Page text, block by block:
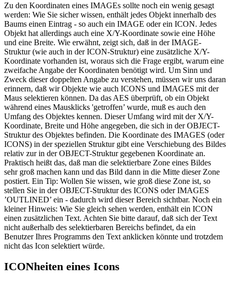
Zu den Koordinaten eines IMAGEs sollte noch ein wenig gesagt
werden: Wie Sie sicher wissen, enthält jedes Objekt innerhalb des
Baums einen Eintrag - so auch ein IMAGE oder ein ICON. Jedes
Objekt hat allerdings auch eine X/Y-Koordinate sowie eine Höhe
und eine Breite. Wie erwähnt, zeigt sich, daß in der IMAGE-
Struktur (wie auch in der ICON-Struktur) eine zusätzliche X/Y-
Koordinate vorhanden ist, woraus sich die Frage ergibt, warum eine
zweifache Angabe der Koordinaten benötigt wird. Um Sinn und
Zweck dieser doppelten Angabe zu verstehen, müssen wir uns daran
erinnern, daß wir Objekte wie auch ICONS und IMAGES mit der
Maus selektieren können. Da das AES überprüft, ob ein Objekt
während eines Mausklicks 'getroffen’ wurde, muß es auch den
Umfang des Objektes kennen. Dieser Umfang wird mit der X/Y-
Koordinate, Breite und Höhe angegeben, die sich in der OBJECT-
Struktur des Objektes befinden. Die Koordinate des IMAGES (oder
ICONS) in der speziellen Struktur gibt eine Verschiebung des Bildes
relativ zur in der OBJECT-Struktur gegebenen Koordinate an.
Praktisch heißt das, daß man die selektierbare Zone eines Bildes
sehr groß machen kann und das Bild dann in die Mitte dieser Zone
postiert. Ein Tip: Wollen Sie wissen, wie groß diese Zone ist, so
stellen Sie in der OBJECT-Struktur des ICONS oder IMAGES
’OUTLINED’ ein - dadurch wird dieser Bereich sichtbar. Noch ein
kleiner Hinweis: Wie Sie gleich sehen werden, enthält ein ICON
einen zusätzlichen Text. Achten Sie bitte darauf, daß sich der Text
nicht außerhalb des selektierbaren Bereichs befindet, da ein
Benutzer Ihres Programms den Text anklicken könnte und trotzdem
nicht das Icon selektiert würde.
ICONheiten eines Icons